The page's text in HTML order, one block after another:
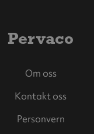
Pervaco
Om oss
Kontakt oss
Personvern